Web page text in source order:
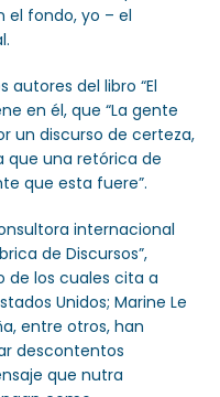
el fondo, yo – el
autores del libro “El
en él, que “La gente
un discurso de certeza,
que una retórica de
que esta fuere”.
internacional
de Discursos”,
de los cuales cita a
Unidos; Marine Le
entre otros, han
descontentos
que nutra